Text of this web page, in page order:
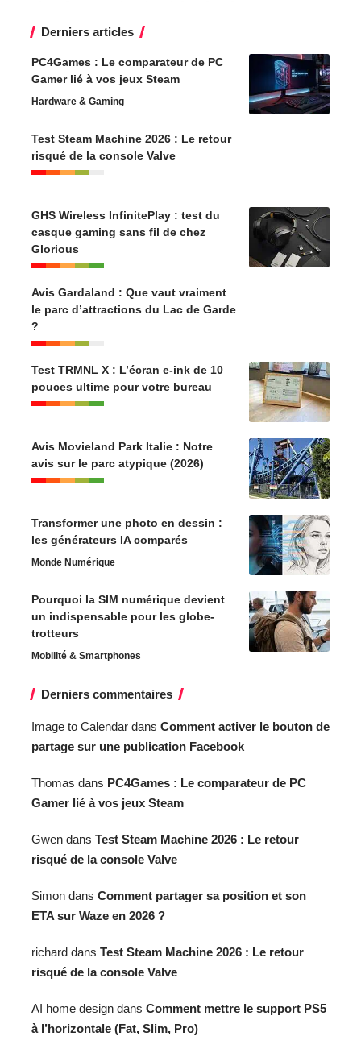
Derniers articles
PC4Games : Le comparateur de PC
Gamer lié à vos jeux Steam
Hardware & Gaming
Test Steam Machine 2026 : Le retour
risqué de la console Valve
GHS Wireless InfinitePlay : test du
casque gaming sans fil de chez
Glorious
Avis Gardaland : Que vaut vraiment
le parc d’attractions du Lac de Garde
?
Test TRMNL X : L’écran e-ink de 10
pouces ultime pour votre bureau
Avis Movieland Park Italie : Notre
avis sur le parc atypique (2026)
Transformer une photo en dessin :
les générateurs IA comparés
Monde Numérique
Pourquoi la SIM numérique devient
un indispensable pour les globe-
trotteurs
Mobilité & Smartphones
Derniers commentaires
Image to Calendar dans Comment activer le bouton de
partage sur une publication Facebook
Thomas dans PC4Games : Le comparateur de PC
Gamer lié à vos jeux Steam
Gwen dans Test Steam Machine 2026 : Le retour
risqué de la console Valve
Simon dans Comment partager sa position et son
ETA sur Waze en 2026 ?
richard dans Test Steam Machine 2026 : Le retour
risqué de la console Valve
AI home design dans Comment mettre le support PS5
à l’horizontale (Fat, Slim, Pro)